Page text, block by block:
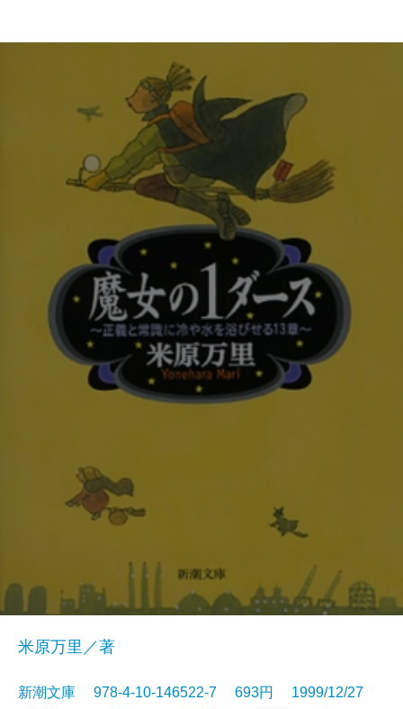
米原万里／著
新潮文庫 978-4-10-146522-7 693円 1999/12/27